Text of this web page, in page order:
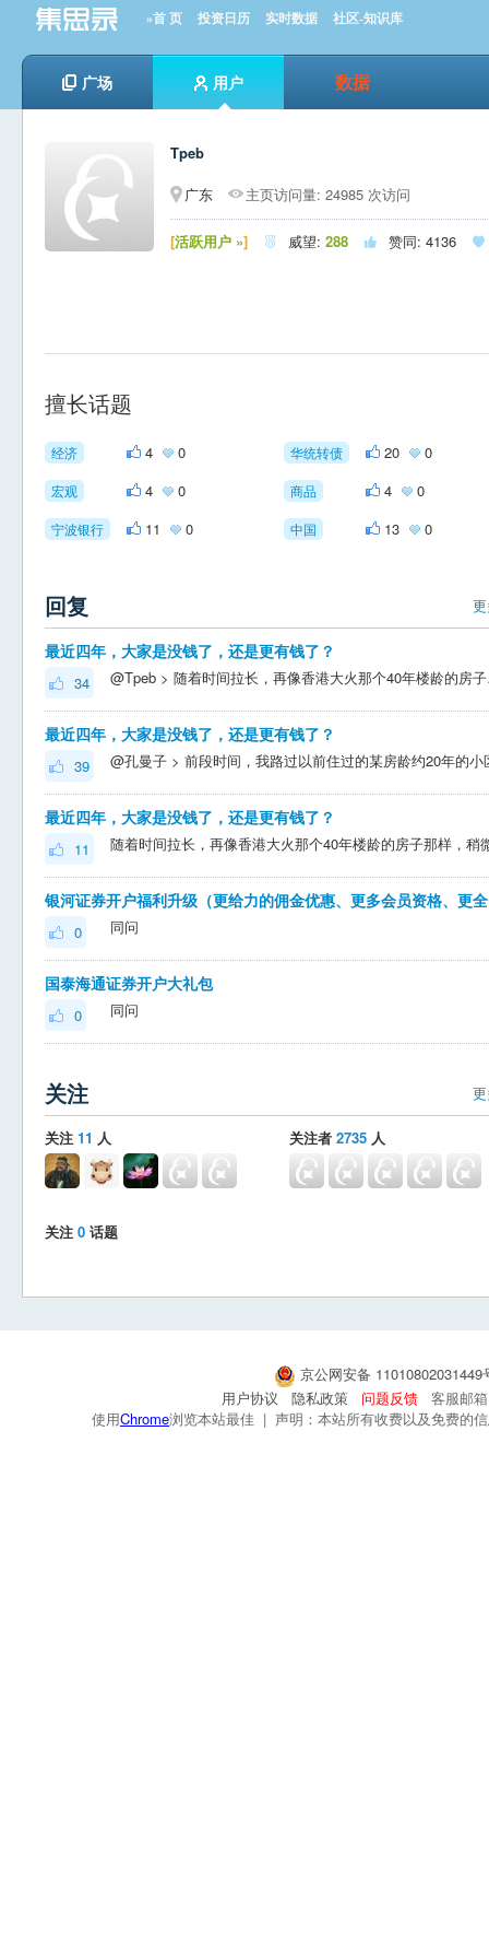
»首 页 投资日历 实时数据 社区-知识库
广场 用户 数据
Tpeb
广东
主页访问量: 24985 次访问
[活跃用户 »]  威望: 288  赞同: 4136 
擅长话题
经济 4 0 华统转债 20 0
宏观 4 0 商品 4 0
宁波银行 11 0 中国 13 0
回复
最近四年，大家是没钱了，还是更有钱了？
34 @Tpeb > 随着时间拉
最近四年，大家是没钱了，还是更有钱了？
39
最近四年，大家是没钱了，还是更有钱了？
11
0 同问
国泰海通证券开户大礼包
0 同问
关注
关注 11 人 关注者 2735 人
关注 0 话题
京公网安备
用户协议
隐私政策 问题反馈
客服邮
使用Chrome浏览本站最佳 | 声明：本站所有收费以及免费的